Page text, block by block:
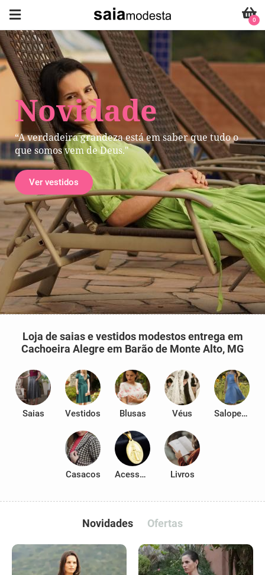
Novidade
“A verdadeira grandeza está em saber que tudo o
que somos vem de Deus."
Ver vestidos
0
Loja de saias e vestidos modestos entrega em
Cachoeira Alegre em Barão de Monte Alto, MG
Saias Vestidos Blusas Véus Salopetes
Casacos Acessórios Livros
Novidades Ofertas